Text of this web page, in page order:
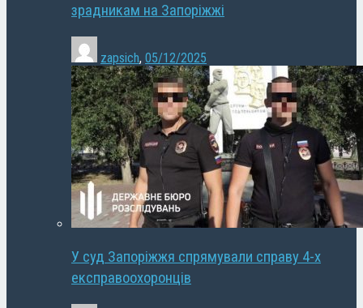
зрадникам на Запоріжжі
zapsich, 05/12/2025
У суд Запоріжжя спрямували справу 4-х
експравоохоронців